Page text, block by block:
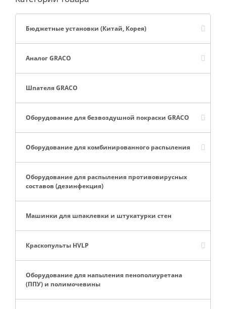
Бюджетные установки (Китай, Корея)
Аналог GRACO
Шпателя GRACO
Оборудование для безвоздушной покраски GRACO
Оборудование для комбинированного распыления
Оборудование для распыления противовирусных
составов (дезинфекция)
Машинки для шпаклевки и штукатурки стен
Краскопульты HVLP
Оборудование для напыления пенополиуретана
(ППУ) и полимочевины